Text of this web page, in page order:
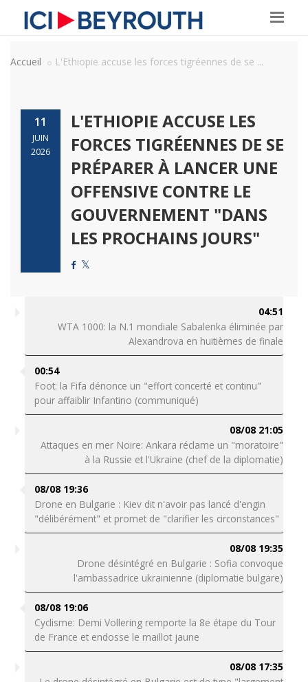
Accueil L'Ethiopie accuse les forces tigréennes de se ...
11
JUIN
2026
L'ETHIOPIE ACCUSE LES
FORCES TIGRÉENNES DE SE
PRÉPARER À LANCER UNE
OFFENSIVE CONTRE LE
GOUVERNEMENT "DANS
LES PROCHAINS JOURS"
04:51
WTA 1000: la N.1 mondiale Sabalenka éliminée par
Alexandrova en huitièmes de finale
00:54
Foot: la Fifa dénonce un "effort concerté et continu"
pour affaiblir Infantino (communiqué)
08/08 21:05
Attaques en mer Noire: Ankara réclame un "moratoire"
à la Russie et l'Ukraine (chef de la diplomatie)
08/08 19:36
Drone en Bulgarie : Kiev dit n'avoir pas lancé d'engin
"délibérément" et promet de "clarifier les circonstances"
08/08 19:35
Drone désintégré en Bulgarie : Sofia convoque
l'ambassadrice ukrainienne (diplomatie bulgare)
08/08 19:06
Cyclisme: Demi Vollering remporte la 8e étape du Tour
de France et endosse le maillot jaune
08/08 17:35